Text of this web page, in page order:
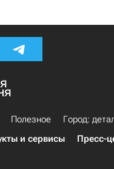
Полезное
Город:
и сервисы Пресс-